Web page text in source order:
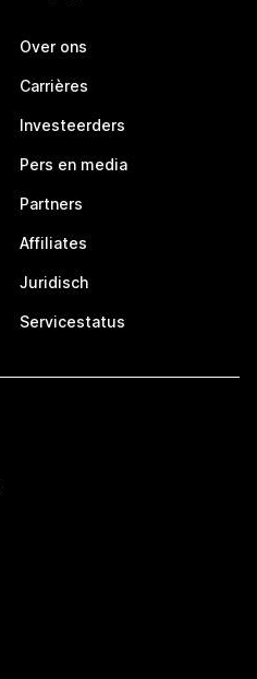
Over ons
Carrières
Investeerders
Pers en media
Partners
Affiliates
Juridisch
Servicestatus